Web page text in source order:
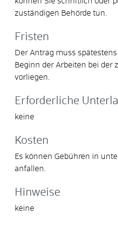
zuständigen Behörde tun.
Fristen
Der Antrag muss
Beginn der Arbeiten bei der
vorliegen.
Erforderliche
keine
Kosten
Es können Gebühren in
anfallen.
Hinweise
keine